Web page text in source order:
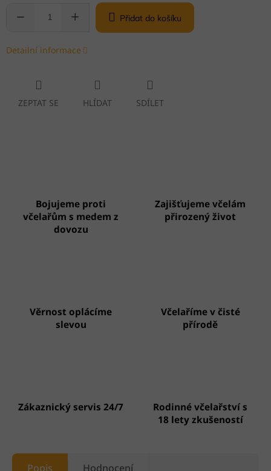
Přidat do košíku
Detailní informace
ZEPTAT SE HLÍDAT SDÍLET
Bojujeme proti
včelařům s medem z
dovozu
Zajišťujeme včelám
přirozený život
Věrnost oplácíme
slevou
Včelaříme v čisté
přírodě
Zákaznický servis 24/7
Rodinné včelařství s
18 lety zkušeností
Popis Hodnocení